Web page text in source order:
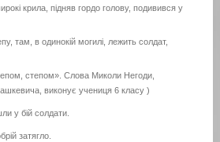
крила, підняв гордо голову, подивився у
там, в одинокій могилі, лежить солдат,
степом». Слова Миколи Негоди,
виконує учениця 6 класу )
у бій солдати.
затягло.